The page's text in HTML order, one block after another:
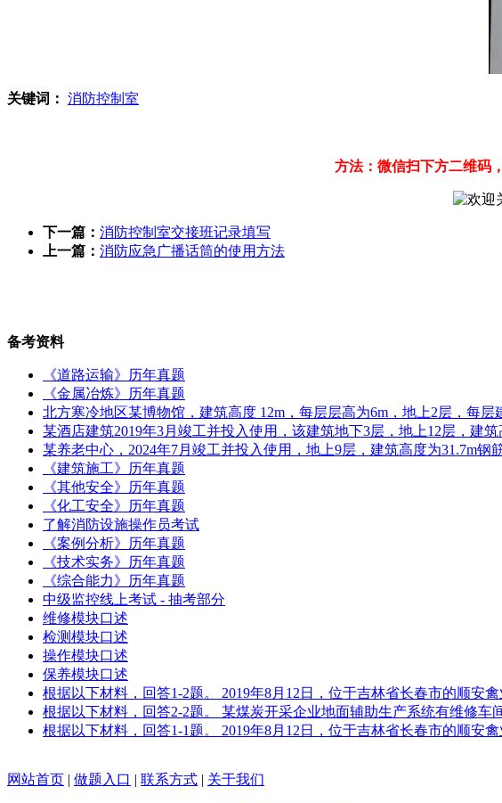
关键词： 消防控制室
方法：微信扫下方二维码
下一篇： 消防控制室交接班记录填写
上一篇： 消防应急广播话筒的使用方法
备考资料
《道路运输》历年真题
《金属冶炼》历年真题
北方寒冷地区某博物馆，建筑高度 12m，每层层高为6m，地上2层，每层
某酒店建筑2019年3月竣工并投入使用，该建筑地下3层，地上12层，建
某养老中心，2024年7月竣工并投入使用，地上9层，建筑高度为31.7m钢
《建筑施工》历年真题
《其他安全》历年真题
《化工安全》历年真题
了解消防设施操作员考试
《案例分析》历年真题
《技术实务》历年真题
《综合能力》历年真题
中级监控线上考试 - 抽考部分
维修模块口述
检测模块口述
操作模块口述
保养模块口述
根据以下材料，回答1-2题。 2019年8月12日，位于吉林省长春市的顺安
根据以下材料，回答2-2题。 某煤炭开采企业地面辅助生产系统有维修车
根据以下材料，回答1-1题。 2019年8月12日，位于吉林省长春市的顺安
网站首页 | 做题入口 | 联系方式 | 关于我们